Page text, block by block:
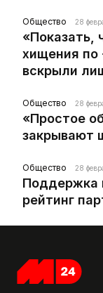
Общество 28
«Показать,
хищения по
вскрыли
Общество 28
«Простое
закрывают
Общество 28
Поддержка
рейтинг